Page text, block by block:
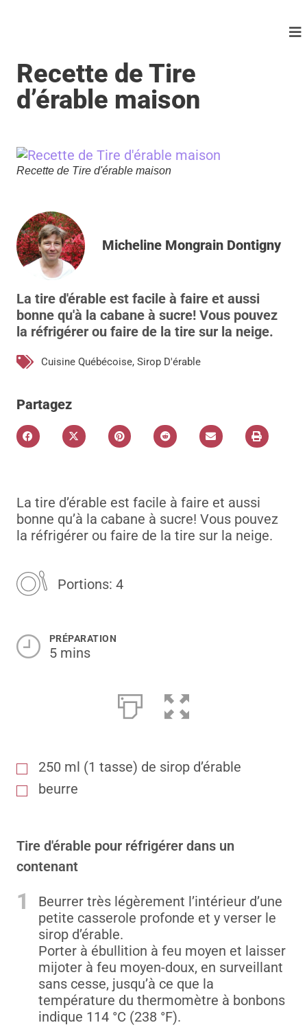
Recette de Tire
d’érable maison
Recette de Tire d'érable maison
Micheline Mongrain Dontigny
La tire d'érable est facile à faire et aussi
bonne qu'à la cabane à sucre! Vous pouvez
la réfrigérer ou faire de la tire sur la neige.
Cuisine Québécoise, Sirop D'érable
Partagez
La tire d’érable est facile à faire et aussi
bonne qu’à la cabane à sucre! Vous pouvez
la réfrigérer ou faire de la tire sur la neige.
Portions: 4
PRÉPARATION
5 mins
250 ml (1 tasse) de sirop d’érable
beurre
Tire d'érable pour réfrigérer dans un
contenant
1
Beurrer très légèrement l’intérieur d’une
petite casserole profonde et y verser le
sirop d’érable.
Porter à ébullition à feu moyen et laisser
mijoter à feu moyen-doux, en surveillant
sans cesse, jusqu’à ce que la
température du thermomètre à bonbons
indique 114 °C (238 °F).